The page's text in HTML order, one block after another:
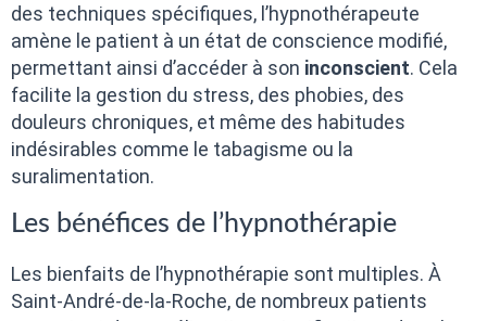
des techniques spécifiques, l’hypnothérapeute
amène le patient à un état de conscience modifié,
permettant ainsi d’accéder à son inconscient. Cela
facilite la gestion du stress, des phobies, des
douleurs chroniques, et même des habitudes
indésirables comme le tabagisme ou la
suralimentation.
Les bénéfices de l’hypnothérapie
Les bienfaits de l’hypnothérapie sont multiples. À
Saint-André-de-la-Roche, de nombreux patients